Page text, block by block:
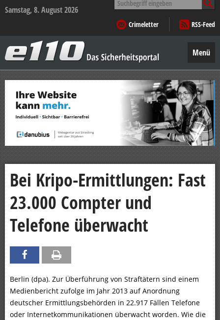
Samstag, 8. August 2026
nach:
Crimeletter
RSS-Feed
–
Das
Sicherheitsportal
Menü
Zum
Inhalt
springen
Bei Kripo-Ermittlungen: Fast
23.000 Compter und
Telefone überwacht
Berlin (dpa). Zur Überführung von Straftätern sind einem
Medienbericht zufolge im Jahr 2013 auf Anordnung
deutscher Ermittlungsbehörden in 22.917 Fällen Telefone
oder Internetkommunikationen überwacht worden. Wie die